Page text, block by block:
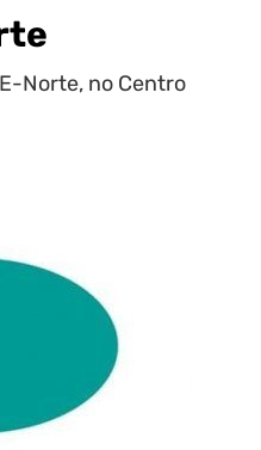
Norte, no Centro